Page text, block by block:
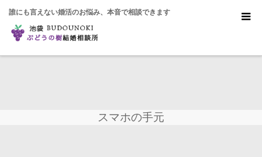
誰にも言えない婚活のお悩み、本音で相談できます
スマホの手元